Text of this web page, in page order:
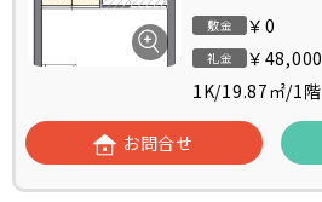
敷金 ￥0
礼金
￥48,000
1K/19.87㎡/1階
お問合せ